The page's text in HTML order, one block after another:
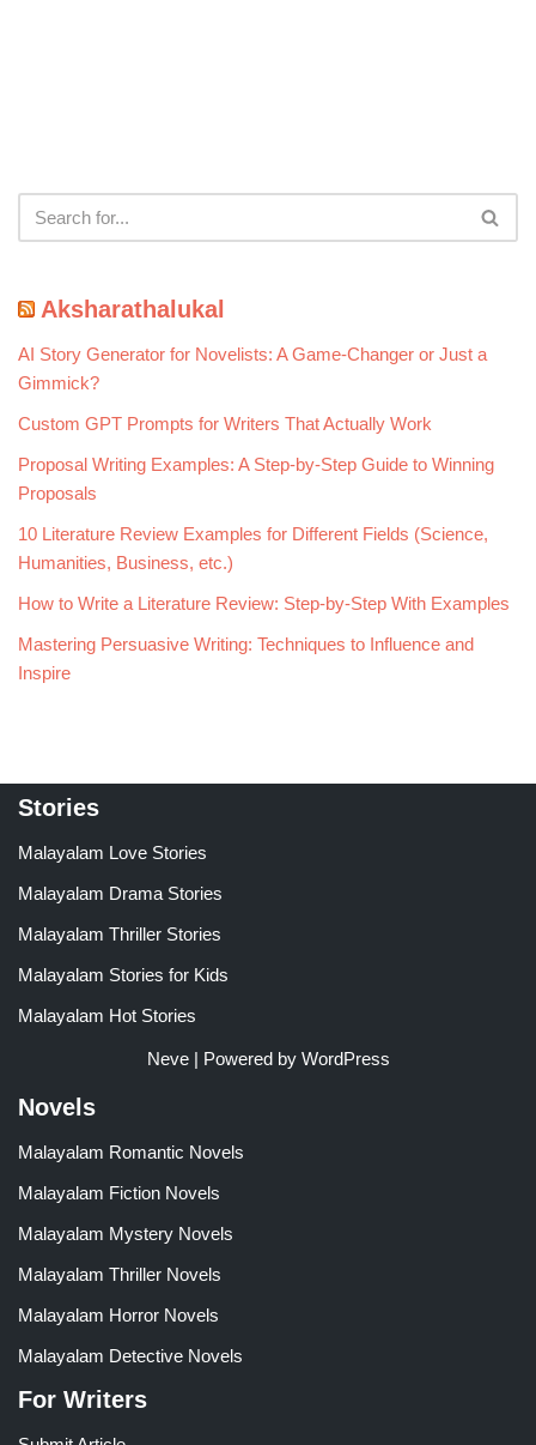
Aksharathalukal
AI Story Generator for Novelists: A Game-Changer or Just a
Gimmick?
Custom GPT Prompts for Writers That Actually Work
Proposal Writing Examples: A Step-by-Step Guide to Winning
Proposals
10 Literature Review Examples for Different Fields (Science,
Humanities, Business, etc.)
How to Write a Literature Review: Step-by-Step With Examples
Mastering Persuasive Writing: Techniques to Influence and
Inspire
Stories
Malayalam Love Stories
Malayalam Drama Stories
Malayalam Thriller Stories
Malayalam Stories for Kids
Malayalam Hot Stories
Neve| Powered by WordPress
Novels
Malayalam Romantic Novels
Malayalam Fiction Novels
Malayalam Mystery Novels
Malayalam Thriller Novels
Malayalam Horror Novels
Malayalam Detective Novels
For Writers